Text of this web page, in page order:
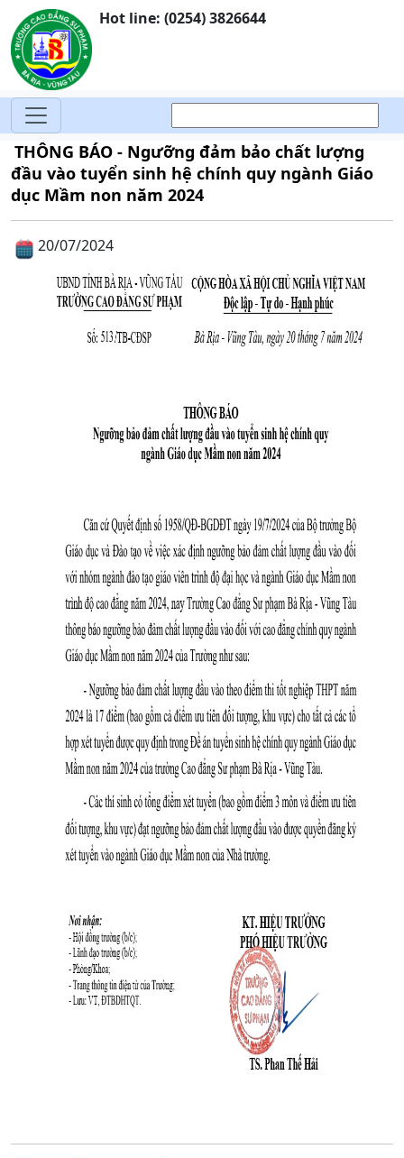
Hot line: (0254) 3826644
THÔNG BÁO - Ngưỡng đảm bảo chất lượng
đầu vào tuyển sinh hệ chính quy ngành Giáo
dục Mầm non năm 2024
20/07/2024